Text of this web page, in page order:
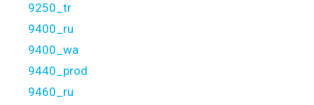
9250_tr
9400_ru
9400_wa
9440_prod
9460_ru